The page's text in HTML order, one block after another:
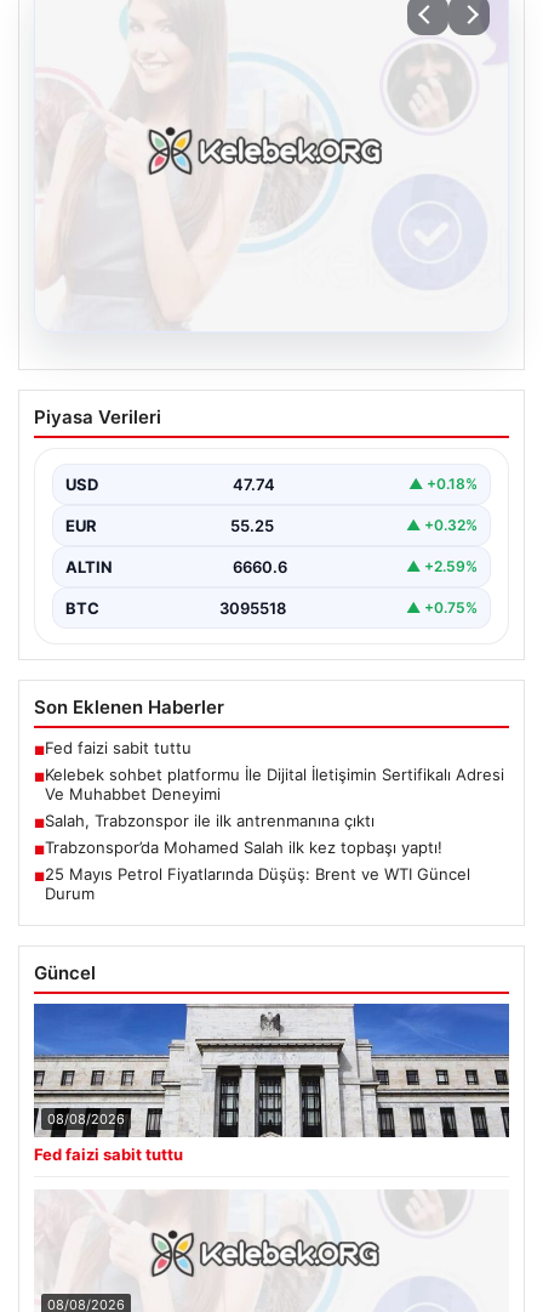
Kelebek sohbet platformu İle Dijital
İletişimin Sertifikalı Adresi Ve
Dijital ortamında insanların kaliteli bir tarzda iletişim
Piyasa Verileri
USD 47.74 ▲ +0.18%
EUR 55.25 ▲ +0.32%
ALTIN 6660.6 ▲ +2.59%
BTC 3095518 ▲ +0.75%
Son Eklenen Haberler
■Fed faizi sabit tuttu
■Kelebek sohbet platformu İle Dijital İletişimin Sertifikalı Adresi
Ve Muhabbet Deneyimi
■Salah, Trabzonspor ile ilk antrenmanına çıktı
■Trabzonspor’da Mohamed Salah ilk kez topbaşı yaptı!
■25 Mayıs Petrol Fiyatlarında Düşüş: Brent ve WTI Güncel
Durum
Güncel
08/08/2026
Fed faizi sabit tuttu
08/08/2026